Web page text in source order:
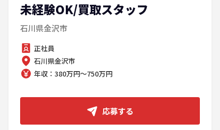
未経験OK/買取スタッフ
石川県金沢市
正社員
石川県金沢市
年収：380万円～750万円
応募する